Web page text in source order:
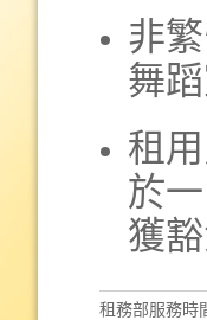
非
舞
租
於
獲
租務部服務時